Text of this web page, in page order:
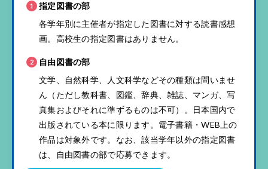
指定図書の部
各学年別に主催者が指定した図書に対する読書感想
画。高校生の指定図書はありません。
自由図書の部
文学、自然科学、人文科学などその種類は問いませ
ん（ただし教科書、図鑑、辞典、雑誌、マンガ、写
真集およびそれに準ずるものは不可）。日本国内で
出版されている本に限ります。電子書籍・WEB上の
作品は対象外です。なお、該当学年以外の指定図書
は、自由図書の部で応募できます。